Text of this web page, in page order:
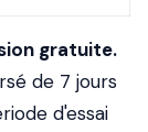
gratuite.
de 7 jours
d'essai